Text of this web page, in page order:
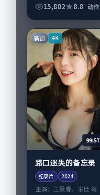
15,802 8.8 动作
新加 4K
99:57
路口迷失的备忘录
纪录片 2024
主演： 王景春、宋佳 等